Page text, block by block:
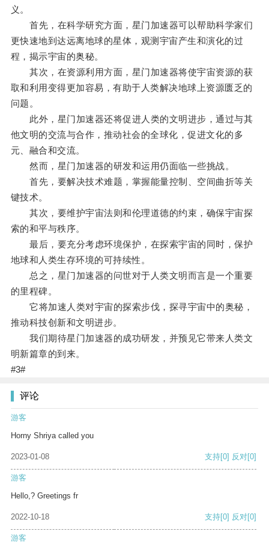
义。
首先，在科学研究方面，星门加速器可以帮助科学家们
更快速地到达远离地球的星体，观测宇宙产生和演化的过
程，揭示宇宙的奥秘。
其次，在资源利用方面，星门加速器将使宇宙资源的获
取和利用变得更加容易，有助于人类解决地球上资源匮乏的
问题。
此外，星门加速器还将促进人类的文明进步，通过与其
他文明的交流与合作，推动社会的全球化，促进文化的多
元、融合和交流。
然而，星门加速器的研发和运用仍面临一些挑战。
首先，要解决技术难题，掌握能量控制、空间曲折等关
键技术。
其次，要维护宇宙法则和伦理道德的约束，确保宇宙探
索的和平与秩序。
最后，要充分考虑环境保护，在探索宇宙的同时，保护
地球和人类生存环境的可持续性。
总之，星门加速器的问世对于人类文明而言是一个重要
的里程碑。
它将加速人类对宇宙的探索步伐，探寻宇宙中的奥秘，
推动科技创新和文明进步。
我们期待星门加速器的成功研发，并预见它带来人类文
明新篇章的到来。
#3#
评论
游客
Horny Shriya called you
2023-01-08 支持[0] 反对[0]
游客
Hello,? Greetings fr
2022-10-18 支持[0] 反对[0]
游客